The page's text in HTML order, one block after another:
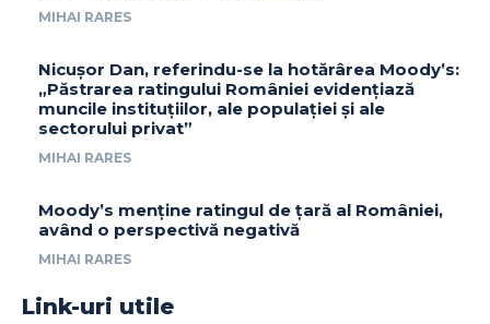
MIHAI RARES
Nicușor Dan, referindu-se la hotărârea Moody’s:
„Păstrarea ratingului României evidențiază
muncile instituțiilor, ale populației și ale
sectorului privat”
MIHAI RARES
Moody’s menține ratingul de țară al României,
având o perspectivă negativă
MIHAI RARES
Link-uri utile